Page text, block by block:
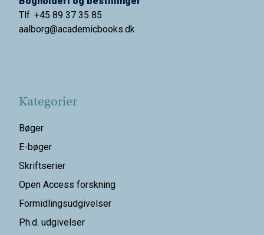
Tlf. +45 89 37 35 85
aalborg@academicbooks.dk
Kategorier
Bøger
E-bøger
Skriftserier
Open Access forskning
Formidlingsudgivelser
Ph.d. udgivelser